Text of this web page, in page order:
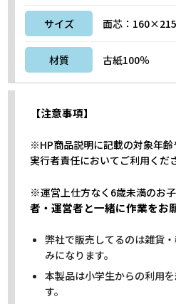
サイズ 面芯：160×215
材質 古紙100％
【注意事項】
※HP商品説明に記載の対象年
実行者責任においてご利用くだ
※運営上仕方なく6歳未満のお
者・運営者と一緒に作業をお
弊社で販売してるのは雑貨
みになります。
本製品は小学生からの利用
す。